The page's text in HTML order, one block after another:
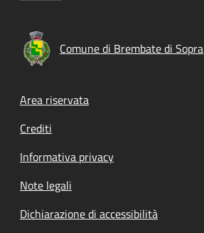
Comune di Brembate di Sopra
Footer menu
Area riservata
Crediti
Informativa privacy
Note legali
Dichiarazione di accessibilità